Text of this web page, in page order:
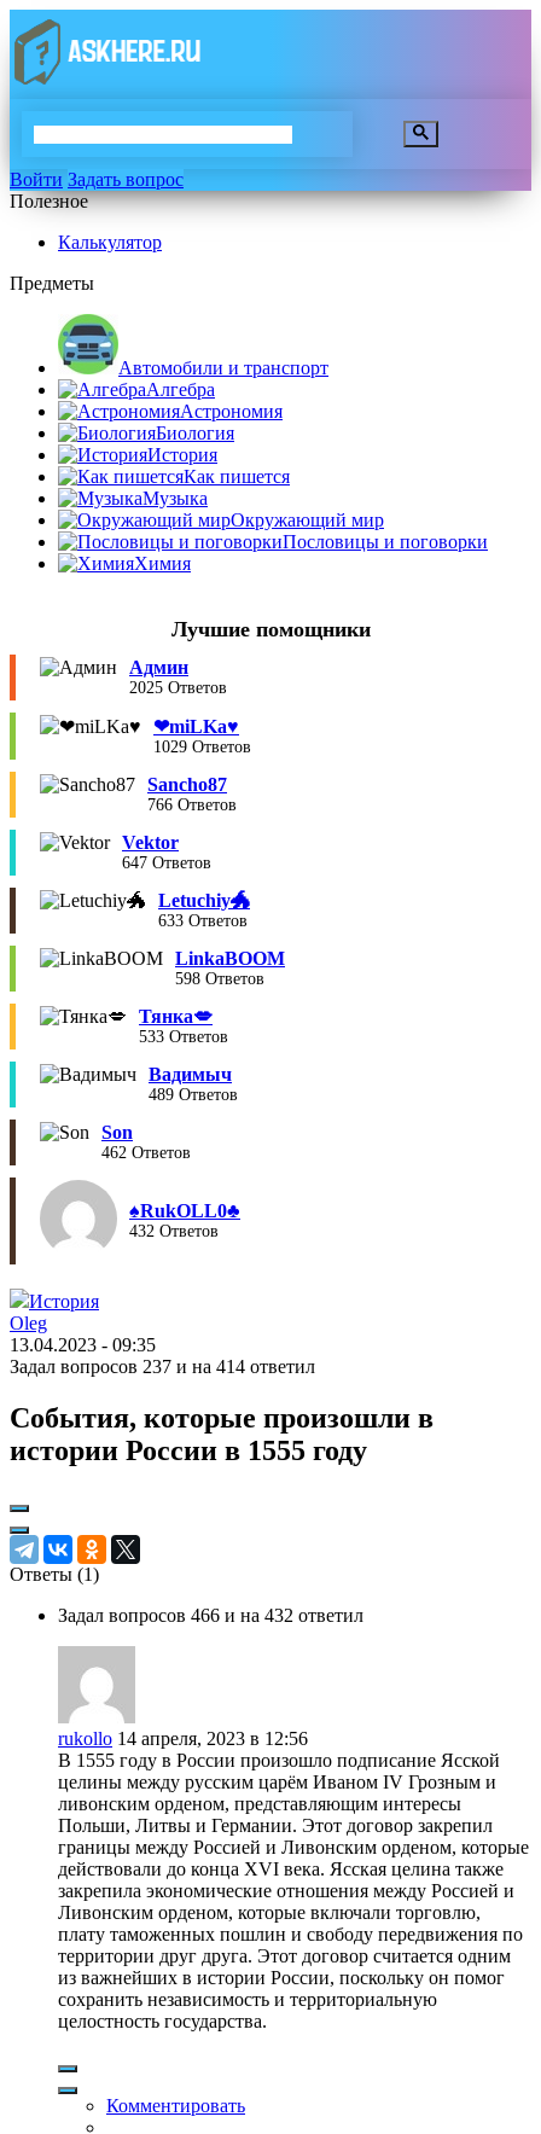
Войти Задать вопрос
Полезное
Калькулятор
Предметы
Автомобили и транспорт
Алгебра
Астрономия
Биология
История
Как пишется
Музыка
Окружающий мир
Пословицы и поговорки
Химия
Лучшие помощники
Админ
2025 Ответов
❤︎miLKa♥︎
1029 Ответов
Sancho87
766 Ответов
Vektor
647 Ответов
Letuchiy🐲
633 Ответов
LinkaBOOM
598 Ответов
Тянка💋
533 Ответов
Вадимыч
489 Ответов
Son
462 Ответов
♠︎RukOLL0♣︎
432 Ответов
История
Oleg
13.04.2023 - 09:35
Задал вопросов 237 и на 414 ответил
События, которые произошли в
истории России в 1555 году
Ответы (1)
Задал вопросов 466 и на 432 ответил
rukollo 14 апреля, 2023 в 12:56
В 1555 году в России произошло подписание Ясской
целины между русским царём Иваном IV Грозным и
ливонским орденом, представляющим интересы
Польши, Литвы и Германии. Этот договор закрепил
границы между Россией и Ливонским орденом, которые
действовали до конца XVI века. Ясская целина также
закрепила экономические отношения между Россией и
Ливонским орденом, которые включали торговлю,
плату таможенных пошлин и свободу передвижения по
территории друг друга. Этот договор считается одним
из важнейших в истории России, поскольку он помог
сохранить независимость и территориальную
целостность государства.
Комментировать